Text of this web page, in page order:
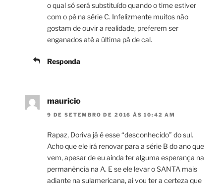
o qual só será substituído quando o time estiver
com o pé na série C. Infelizmente muitos não
gostam de ouvir a realidade, preferem ser
enganados até a última pá de cal.
Responda
mauricio
9 DE SETEMBRO DE 2016 ÀS 10:42 AM
Rapaz, Doriva já é esse “desconhecido” do sul.
Acho que ele irá renovar para a série B do ano que
vem, apesar de eu ainda ter alguma esperança na
permanência na A. E se ele levar o SANTA mais
adiante na sulamericana, ai vou ter a certeza que